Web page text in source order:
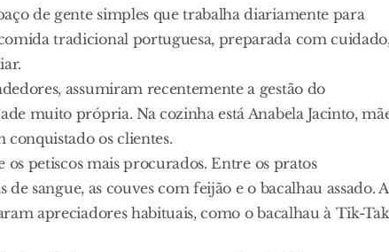
de gente simples que trabalha diariamente para
tradicional portuguesa, preparada com
assumiram recentemente a gestão do
muito própria. Na cozinha está Anabela Jacinto,
conquistado os clientes.
os petiscos mais procurados. Entre os pratos
sangue, as couves com feijão e o bacalhau assado. A
apreciadores habituais, como o bacalhau à Tik-Tak